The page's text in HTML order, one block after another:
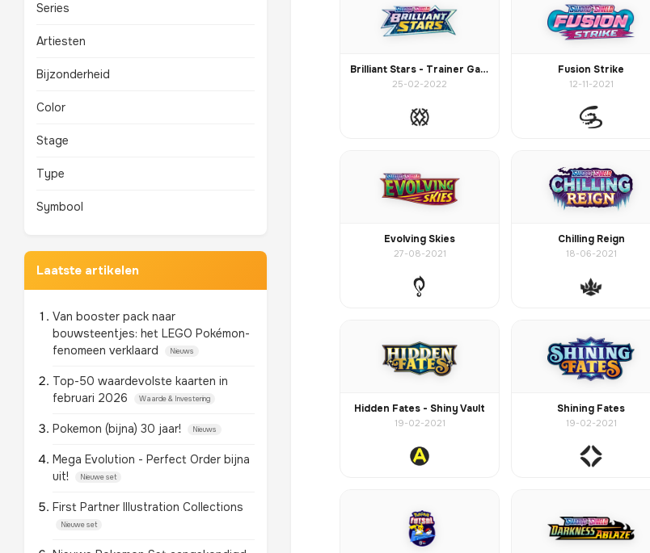
Series
Artiesten
Bijzonderheid
Color
Stage
Type
Symbool
Laatste artikelen
Van booster pack naar
bouwsteentjes: het LEGO Pokémon-
fenomeen verklaard
Nieuws
Top-50 waardevolste kaarten in
februari 2026
Waarde & Investering
Pokemon (bijna) 30 jaar! Nieuws
Mega Evolution - Perfect Order bijna
uit!
Nieuwe set
First Partner Illustration Collections
Nieuwe set
Brilliant Stars - Trainer Gallery
25-02-2022
Fusion Strike
12-11-2021
Evolving Skies
27-08-2021
Chilling Reign
18-06-2021
Hidden Fates - Shiny Vault
19-02-2021
Shining Fates
19-02-2021